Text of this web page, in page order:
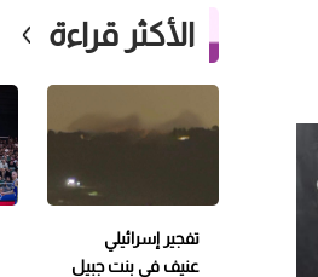
الأكثر قراءة
تفجير إسرائيلي
عنيف في بنت جبيل